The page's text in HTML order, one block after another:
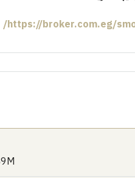
https://broker.com.eg/
9M$